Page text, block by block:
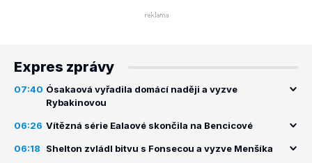
Expres zprávy
07:40 Ósakaová vyřadila domácí naději a vyzve
Rybakinovou
06:26 Vítězná série Ealaové skončila na Bencicové
06:18 Shelton zvládl bitvu s Fonsecou a vyzve Menšíka